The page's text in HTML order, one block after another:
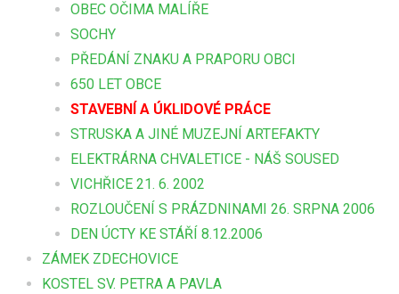
OBEC OČIMA MALÍŘE
SOCHY
PŘEDÁNÍ ZNAKU A PRAPORU OBCI
650 LET OBCE
STAVEBNÍ A ÚKLIDOVÉ PRÁCE
STRUSKA A JINÉ MUZEJNÍ ARTEFAKTY
ELEKTRÁRNA CHVALETICE - NÁŠ SOUSED
VICHŘICE 21. 6. 2002
ROZLOUČENÍ S PRÁZDNINAMI 26. SRPNA 2006
DEN ÚCTY KE STÁŘÍ 8.12.2006
ZÁMEK ZDECHOVICE
KOSTEL SV. PETRA A PAVLA